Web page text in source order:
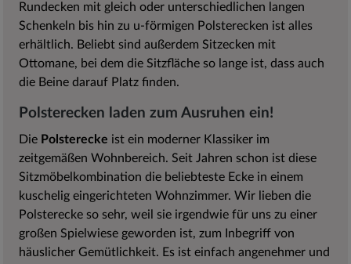
Rundecken mit gleich oder unterschiedlichen langen
Schenkeln bis hin zu u-förmigen Polsterecken ist alles
erhältlich. Beliebt sind außerdem Sitzecken mit
Ottomane, bei dem die Sitzfläche so lange ist, dass auch
die Beine darauf Platz finden.
Polsterecken laden zum Ausruhen ein!
Die Polsterecke ist ein moderner Klassiker im
zeitgemäßen Wohnbereich. Seit Jahren schon ist diese
Sitzmöbelkombination die beliebteste Ecke in einem
kuschelig eingerichteten Wohnzimmer. Wir lieben die
Polsterecke so sehr, weil sie irgendwie für uns zu einer
großen Spielwiese geworden ist, zum Inbegriff von
häuslicher Gemütlichkeit. Es ist einfach angenehmer und